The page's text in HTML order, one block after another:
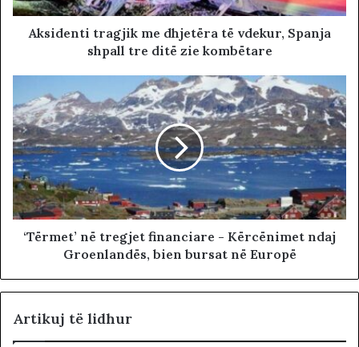
Aksidenti tragjik me dhjetëra të vdekur, Spanja
shpall tre ditë zie kombëtare
‘Tërmet’ në tregjet financiare - Kërcënimet ndaj
Groenlandës, bien bursat në Europë
Artikuj të lidhur